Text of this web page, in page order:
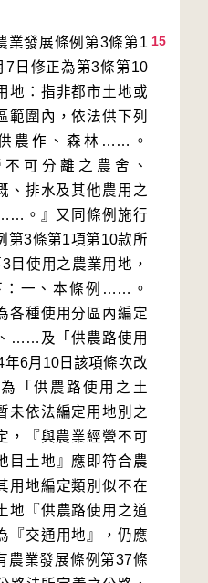
15
發展條例第3條第1
7日修正為第3條第10
地：指非都市土地或
範圍內，依法供下列
農作、森林……。
可分離之農舍、
排水及其他農用之
。』又同條例施行
第3條第1項第10款所
目使用之農業用地，
：一、本條例……。
各種使用分區內編定
……及「供農路使用
6月10日該項條次改
「供農路使用之土
未依法編定用地別之
『與農業經營不可
目土地』應即符合農
用地編定類別似不在
地『供農路使用之道
『交通用地』，仍應
農業發展條例第37條